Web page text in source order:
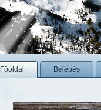
Főoldal Belépés